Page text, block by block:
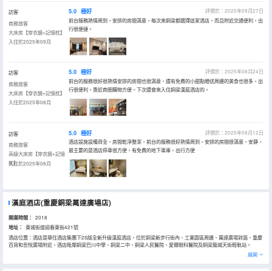
訪客
商務旅客
大床房【穿衣鏡+記憶枕】
入住於2025年09月
5.0 極好
評價於：2025年09月27日
前台服務熱情周到，安排的房間滿意，每次來銅梁都選擇這家酒店，而且附近交通便利，出
行很便捷。
訪客
商務旅客
大床房【穿衣鏡+記憶枕】
入住於2025年08月
5.0 極好
評價於：2025年08月24日
前台的服務很好很熱情安排的房間也很滿意，還有免費的小甜點贈送周邊的美食也很多，出
行很便利，靠近商圈購物方便。下次還會來入住銅梁漢庭酒店的。
訪客
商務旅客
高級大床房【穿衣鏡+記憶
枕】
入住於2025年08月
5.0 極好
評價於：2025年08月12日
酒店設施設備齊全，房間乾淨整潔，前台的服務很好熱情周到，安排的房間很滿意、安靜，
最主要的是酒店停車很方便，有免費的地下車庫，出行方便
漢庭酒店(重慶銅梁萬達廣場店)
開業時間： 2018
地址：
東城街道迎春東街421號
酒店位置：酒店是華住酒店集團下2S版全新升級漢庭酒店，位於銅梁新步行街內、工業園區周邊、萬達廣場對面、重慶
百貨和吾悅廣場附近、酒店毗鄰銅梁巴川中學、銅梁二中、銅梁人民醫院、愛爾眼科醫院及銅梁龍城天街輕軌站。
展開